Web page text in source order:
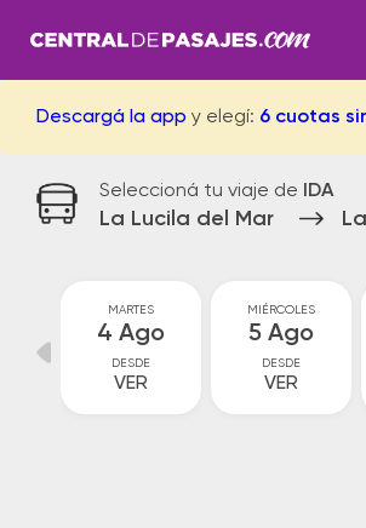
Descargá la app y elegí: 6 cuotas
Seleccioná tu viaje de IDA
La Lucila del Mar
MARTES
4 Ago
DESDE
VER
MIÉRCOLES
5 Ago
DESDE
VER